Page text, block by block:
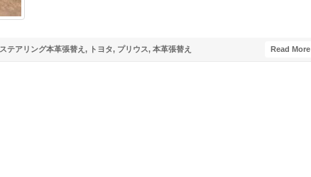
ステアリング本革張替え , トヨタ, プリウス, 本革張替え Read More